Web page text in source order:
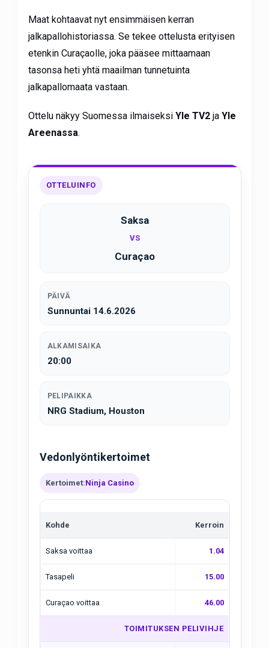
Maat kohtaavat nyt ensimmäisen kerran
jalkapallohistoriassa. Se tekee ottelusta erityisen
etenkin Curaçaolle, joka pääsee mittaamaan
tasonsa heti yhtä maailman tunnetuinta
jalkapallomaata vastaan.
Ottelu näkyy Suomessa ilmaiseksi Yle TV2ja Yle
Areenassa.
OTTELUINFO
Saksa
VS
Curaçao
PÄIVÄ
Sunnuntai 14.6.2026
ALKAMISAIKA
20:00
PELIPAIKKA
NRG Stadium, Houston
Vedonlyöntikertoimet
Kertoimet:Ninja Casino
Kohde Kerroin
Saksa voittaa 1.04
Tasapeli 15.00
Curaçao voittaa 46.00
TOIMITUKSEN PELIVIHJE